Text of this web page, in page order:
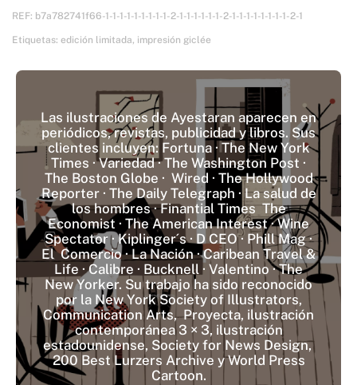
REF: b7a782741f66-1-1-1-1-1-1-1-1-1-2-1-1-1-1-1-1-2-1-1-1-1-1-1-1-1-2-1
Etiquetas: edición limitada, impresión giclée
Las ilustraciones de Ayestaran aparecen en
periódicos, revistas, publicidad y libros. Sus
clientes incluyen: Fortuna · The New York
Times · Variedad · The Washington Post ·
The Boston Globe · Wired · The Hollywood
Reporter · The Daily Telegraph · La salud de
los hombres · Finantial Times The
Economist · The American Interest · Wine
Spectator · Kiplinger´s · D CEO · Phill Mag ·
El Comercio · La Nación · Caribean Travel &
Life · Calibre · Bucknell · Valentino · The
New Yorker. Su trabajo ha sido reconocido
por la New York Society of Illustrators,
Communication Arts, Proyecta, ilustración
contemporánea 3 × 3, ilustración
estadounidense, Society for News Design,
200 Best Lurzers Archive y World Press
Cartoon.